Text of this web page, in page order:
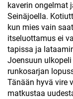
kaverin ongelmat
Seinäjoella.
kun mies vain
itseluottamus ei
tapissa ja
Joensuun
runkosarjan
Tänään hyvä vire
matkustaa